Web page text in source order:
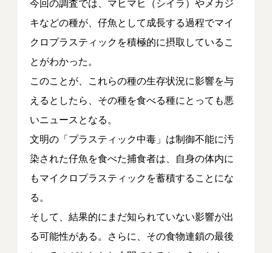
今回の調査では、マヒマヒ（シイラ）やメカジ
キなどの種が、仔魚として成長する過程でマイ
クロプラスティックを積極的に摂取しているこ
とがわかった。
このことが、これらの種の生存状況に影響を与
えるとしたら、その種を食べる種にとっても悪
いニュースとなる。
文明の「プラスティック中毒」は制御不能に汚
染された仔魚を食べた捕食者は、自身の体内に
もマイクロプラスティックを蓄積することにな
る。
そして、結果的にまだ知られていない影響が出
る可能性がある。さらに、その食物連鎖の最後